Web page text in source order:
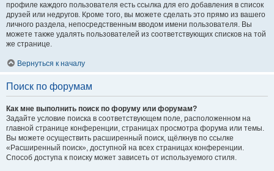
профиле каждого пользователя есть ссылка для его добавления в список
друзей или недругов. Кроме того, вы можете сделать это прямо из вашего
личного раздела, непосредственным вводом имени пользователя. Вы
можете также удалять пользователей из соответствующих списков на той
же странице.
Вернуться к началу
Поиск по форумам
Как мне выполнить поиск по форуму или форумам?
Задайте условие поиска в соответствующем поле, расположенном на
главной странице конференции, страницах просмотра форума или темы.
Вы можете осуществить расширенный поиск, щёлкнув по ссылке
«Расширенный поиск», доступной на всех страницах конференции.
Способ доступа к поиску может зависеть от используемого стиля.